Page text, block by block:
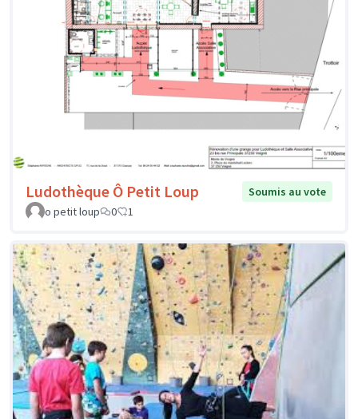
Ludothèque Ô Petit Loup
Soumis au vote
o petit loup
0 1